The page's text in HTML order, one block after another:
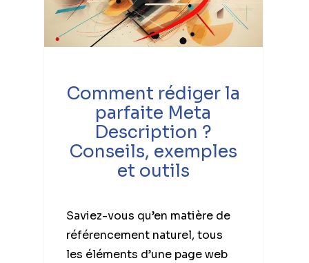
Comment rédiger la
parfaite Meta
Description ?
Conseils, exemples
et outils
Saviez-vous qu’en matière de
référencement naturel, tous
les éléments d’une page web